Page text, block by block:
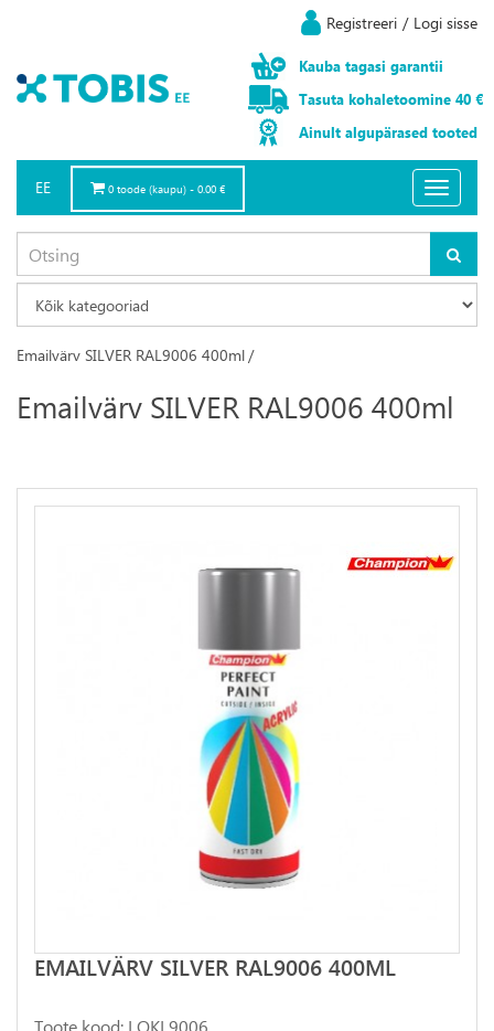
Registreeri / Logi sisse
Kauba tagasi garantii
Tasuta kohaletoomine 40 €
Ainult algupärased tooted
Toggle
0 toode (kaupu) - 0.00 €
EE
Emailvärv SILVER RAL9006 400ml/
Emailvärv SILVER RAL9006 400ml
EMAILVÄRV SILVER RAL9006 400ML
Toote kood: LOKL9006